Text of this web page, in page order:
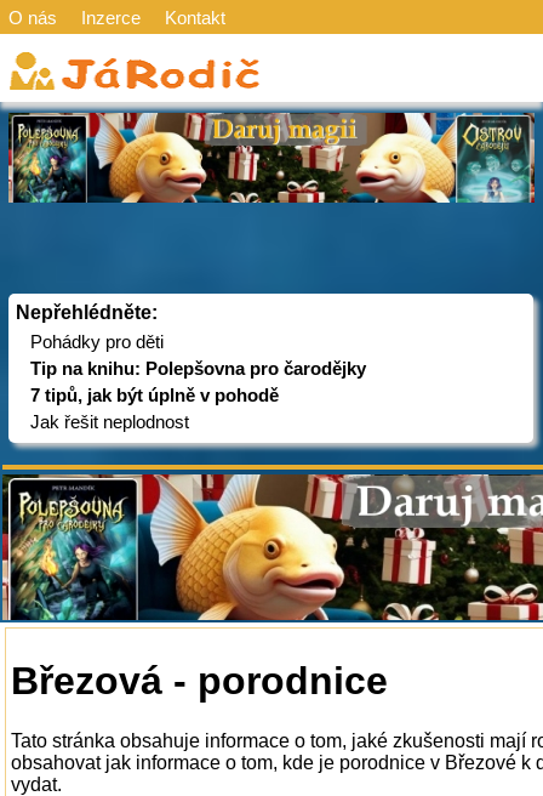
O nás Inzerce Kontakt
Nepřehlédněte:
Pohádky pro děti
Tip na knihu: Polepšovna pro čarodějky
7 tipů, jak být úplně v pohodě
Jak řešit neplodnost
Březová - porodnice
Tato stránka obsahuje informace o tom, jaké zkušenosti mají
obsahovat jak informace o tom, kde je porodnice v Březové k
vydat.